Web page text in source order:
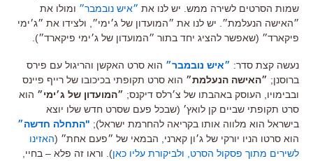
שמות הסרטים לשירה ממש. יש לנו את ״איש נובמבר״ ומולו את
״האישה הנעלמת״. יש לנו את ״המועדון של ג׳ימי״, ולצידו את ״ג׳ימי
פיקארד״ (שאפשר להציג יחד בתור ״המועדון של ג׳ימי פיקארד״).
נעשה קצת סדר: ״איש נובמבר״ הוא סרט האקשן והריגול עם פירס
ברוסנן; ״האישה הנעלמת״ הוא סרט תקופתי בכיכובו של רייף פיינס
ובבימויו, העוסק באהבתו של צ׳רלס דיקנס; ״המועדון של ג׳ימי״ הוא
סרט תקופתי שביים קן לואץ׳ (שבכל פעם שסרט חדש שלו יוצא
בישראל הוא מלווה אותו בקריאה להחרמת ישראל); "התחלה חדשה״
הוא סרטו הניו יורקי של ג׳ון קארני, הבמאי של ״פעם אחת״ (האזינו
לשירים מתוך פסקול הסרט, ולביקורת עליו כאן). וראו זה פלא – בחיי,